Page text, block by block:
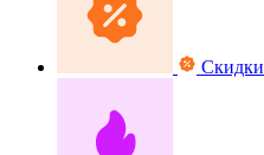
Скидки